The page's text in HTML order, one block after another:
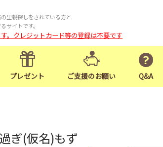
里親探しをされている方と
サイトです。
。クレジットカード等の登録は不要です
プレゼント ご支援のお願い Q&A
ぎ(仮名)もず